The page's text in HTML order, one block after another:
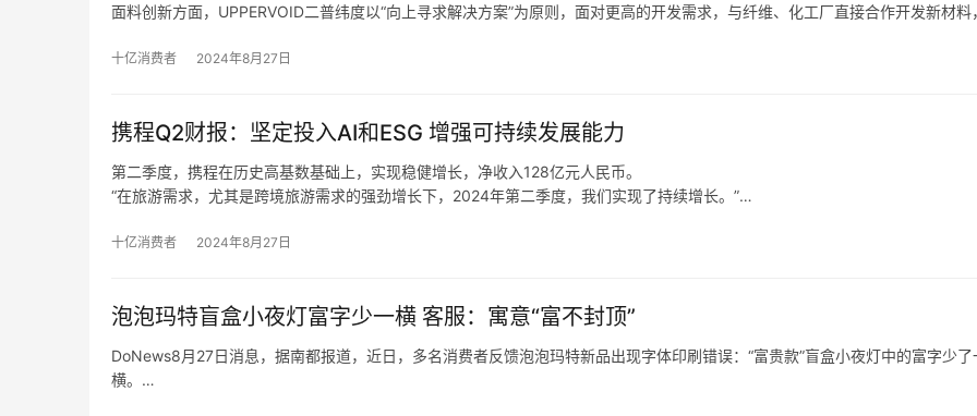
面料创新方面，UPPERVOID二普纬度以“向上寻求解决方案”为原则，面对更高的开发需求，与纤维、化工厂直接合作开发新材料
目前「UPPERVOID二普纬度」已有“夜光三层复合面料”、“可商用纯铜丝面料”等。
十亿消费者 2024年8月27日
携程Q2财报：坚定投入AI和ESG 增强可持续发展能力
第二季度，携程在历史高基数基础上，实现稳健增长，净收入128亿元人民币。
“在旅游需求，尤其是跨境旅游需求的强劲增长下，2024年第二季度，我们实现了持续增长。”
多家酒店合作，提供4000多种酒店+套餐产品，以专享产品和服务，满足银发人群旅游需求。
十亿消费者 2024年8月27日
泡泡玛特盲盒小夜灯富字少一横 客服：寓意“富不封顶”
DoNews8月27日消息，据南都报道，近日，多名消费者反馈泡泡玛特新品出现字体印刷错误：“富贵款”盲盒小夜灯中的富字少了
横。